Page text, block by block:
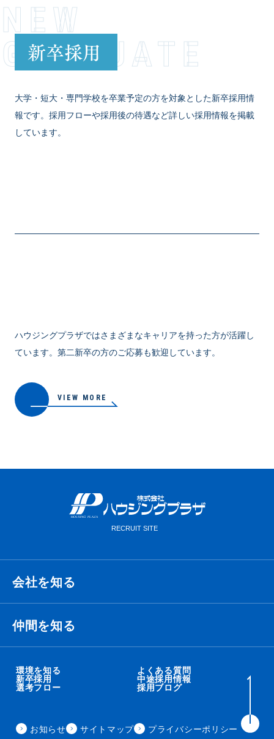
NEW
GRADUATE
新卒採用
大学・短大・専門学校を卒業予定の方を対象とした新卒採用情
報です。採用フローや採用後の待遇など詳しい採用情報を掲載
しています。
ハウジングプラザではさまざまなキャリアを持った方が活躍し
ています。第二新卒の方のご応募も歓迎しています。
VIEW MORE
会社を知る
経営理念・ビジョン・ミッション
職種紹介
事業内容
仲間を知る
衛藤 侑也
住田 秀昭
環境を知る よくある質問
新卒採用 中途採用情報
選考フロー 採用ブログ
お知らせ サイトマップ プライバシーポリシー